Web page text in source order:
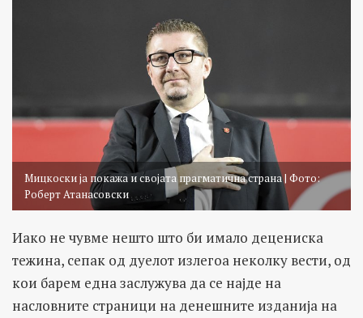
Мицкоски ја покажа и својата прагматична страна | Фото:
Роберт Атанасовски
Иако не чувме нешто што би имало децениска
тежина, сепак од дуелот излегоа неколку вести, од
кои барем една заслужува да се најде на
насловните страници на денешните изданија на